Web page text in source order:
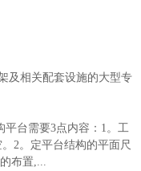
及相关配套设施的大型专
台需要3点内容：1。工
2。定平台结构的平面尺
布置,...